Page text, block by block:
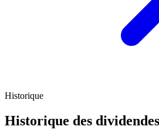
Historique
Historique des dividendes